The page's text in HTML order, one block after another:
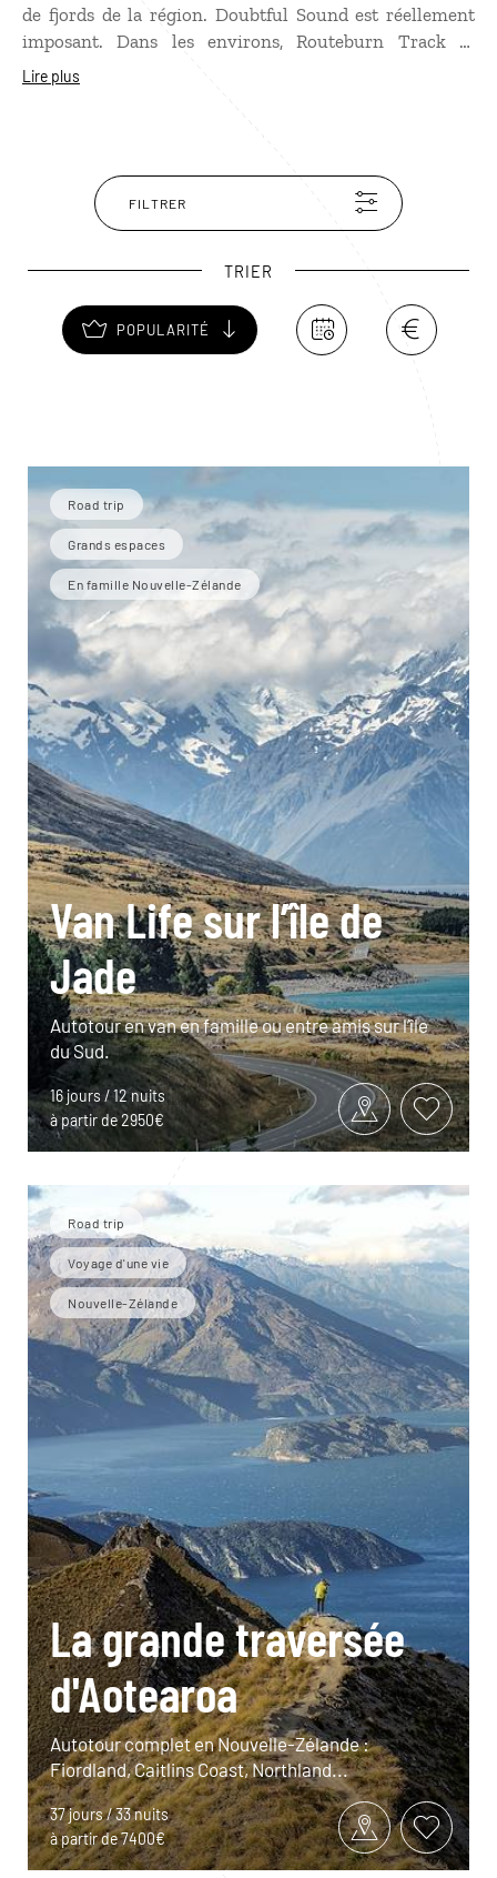
de fjords de la région. Doubtful Sound est réellement
imposant. Dans les environs, Routeburn Track et
Milford Track sont deux parcours de randonnée que
des paysages incroyables.
Lire plus
FILTRER
TRIER
POPULARITÉ
Road trip
Grands espaces
En famille Nouvelle-Zélande
Van Life sur l’île de
Jade
Autotour en van en famille ou entre amis sur l’île
du Sud.
16 jours / 12 nuits
à partir de 2950€
Road trip
Voyage d'une vie
Nouvelle-Zélande
La grande traversée
d'Aotearoa
Autotour complet en Nouvelle-Zélande :
Fiordland, Caitlins Coast, Northland...
37 jours / 33 nuits
à partir de 7400€